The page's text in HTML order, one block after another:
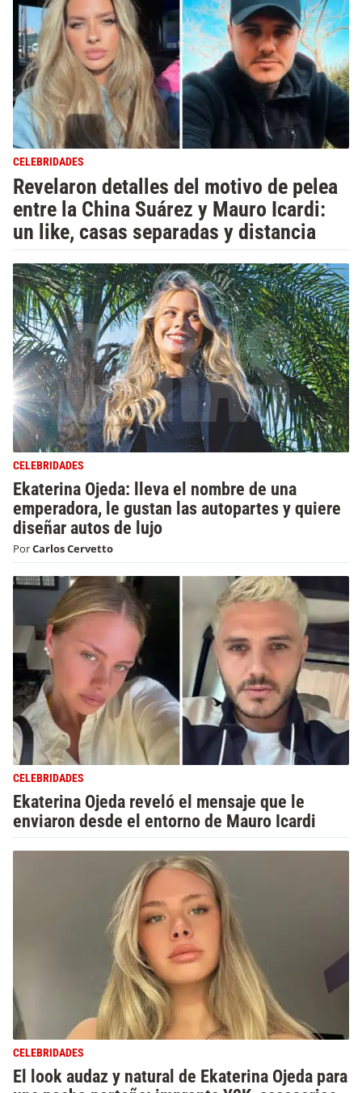
CELEBRIDADES
Revelaron detalles del motivo de pelea
entre la China Suárez y Mauro Icardi:
un like, casas separadas y distancia
CELEBRIDADES
Ekaterina Ojeda: lleva el nombre de una
emperadora, le gustan las autopartes y quiere
diseñar autos de lujo
PorCarlos Cervetto
CELEBRIDADES
Ekaterina Ojeda reveló el mensaje que le
enviaron desde el entorno de Mauro Icardi
CELEBRIDADES
El look audaz y natural de Ekaterina Ojeda para